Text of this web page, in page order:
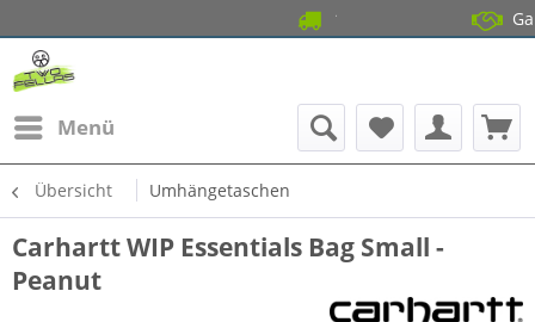
14 Tage Gratis
Menü
Übersicht Umhängetaschen
Carhartt WIP Essentials Bag Small -
Peanut